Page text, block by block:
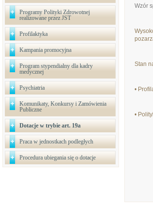
Programy Polityki Zdrowotnej
realizowane przez JST
Profilaktyka
Kampania promocyjna
Program stypendialny dla kadry
medycznej
Psychiatria
Komunikaty, Konkursy i Zamówienia
Publiczne
Dotacje w trybie art. 19a
Praca w jednostkach podległych
Procedura ubiegania się o dotacje
Wzór
Stan
•
•